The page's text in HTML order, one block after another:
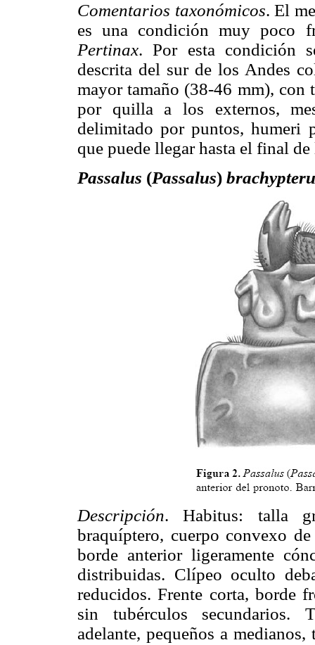
Comentarios taxonómicos. El
es una condición muy poco
Pertinax. Por esta condición
descrita del sur de los Andes
mayor tamaño (38-46 mm), con
por quilla a los externos,
delimitado por puntos, humeri
que puede llegar hasta el final de
Passalus (Passalus)
Descripción.
Habitus: talla
braquíptero, cuerpo convexo
borde anterior ligeramente
distribuidas. Clípeo oculto
reducidos. Frente corta, borde
sin tubérculos secundarios.
adelante, pequeños a